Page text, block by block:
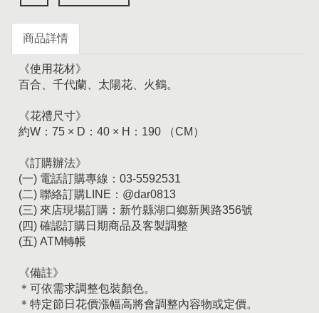
商品詳情
《使用花材》
百合、千代蘭、太陽花、火鶴。
《花禮尺寸》
約W：75 × D：40 × H：190 （CM）
《訂購辦法》
(一) 電話訂購專線：03-5592531
(二) 聯絡訂購LINE：@dar0813
(三) 來店現場訂購：新竹縣湖口鄉新興路356號
(四) 確認訂購日期商品及客製調整
(五) ATM轉帳
《備註》
＊可依需求調整包裝顏色。
＊特定節日花價漲幅高將會調整內容物或定價。